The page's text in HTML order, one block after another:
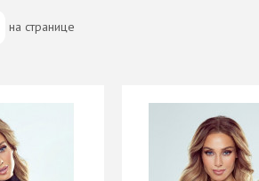
на странице